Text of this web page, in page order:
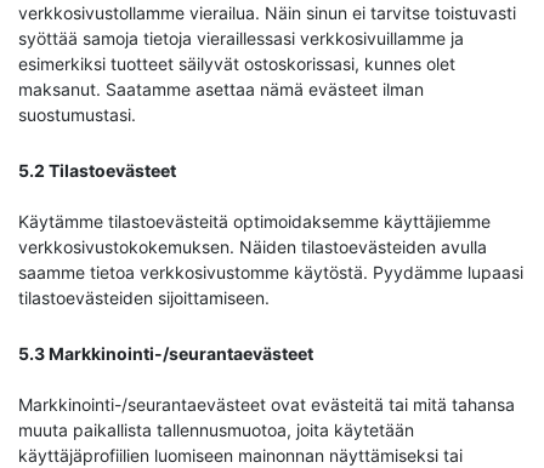
verkkosivustollamme vierailua. Näin sinun ei tarvitse toistuvasti
syöttää samoja tietoja vieraillessasi verkkosivuillamme ja
esimerkiksi tuotteet säilyvät ostoskorissasi, kunnes olet
maksanut. Saatamme asettaa nämä evästeet ilman
suostumustasi.
5.2 Tilastoevästeet
Käytämme tilastoevästeitä optimoidaksemme käyttäjiemme
verkkosivustokokemuksen. Näiden tilastoevästeiden avulla
saamme tietoa verkkosivustomme käytöstä. Pyydämme lupaasi
tilastoevästeiden sijoittamiseen.
5.3 Markkinointi-/seurantaevästeet
Markkinointi-/seurantaevästeet ovat evästeitä tai mitä tahansa
muuta paikallista tallennusmuotoa, joita käytetään
käyttäjäprofiilien luomiseen mainonnan näyttämiseksi tai